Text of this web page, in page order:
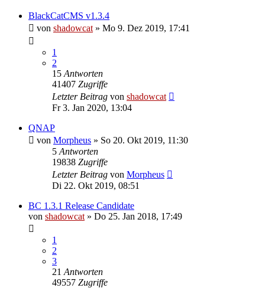
BlackCatCMS v1.3.4
von shadowcat » Mo 9. Dez 2019, 17:41
1
2
15 Antworten
41407 Zugriffe
Letzter Beitrag von shadowcat
Fr 3. Jan 2020, 13:04
QNAP
von Morpheus » So 20. Okt 2019, 11:30
5 Antworten
19838 Zugriffe
Letzter Beitrag von Morpheus
Di 22. Okt 2019, 08:51
BC 1.3.1 Release Candidate
von shadowcat » Do 25. Jan 2018, 17:49
1
2
3
21 Antworten
49557 Zugriffe